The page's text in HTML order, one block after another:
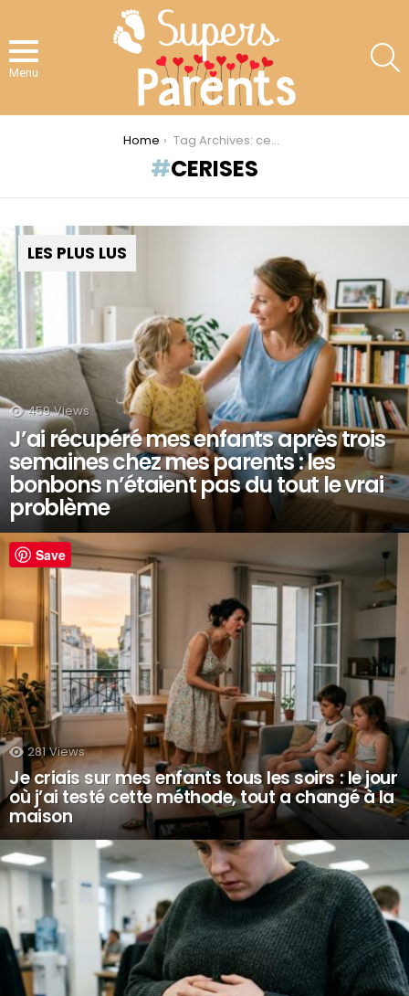
Menu
Home Tag Archives: cerises
CERISES
LES PLUS LUS
459 Views
J’ai récupéré mes enfants après trois
semaines chez mes parents : les
bonbons n’étaient pas du tout le vrai
problème
281 Views
Je criais sur mes enfants tous les soirs : le jour
où j’ai testé cette méthode, tout a changé à la
maison
Save